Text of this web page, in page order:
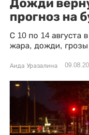
Дожди
прогноз на
С 10 по 14 августа
жара, дожди,
Аида Уразалина